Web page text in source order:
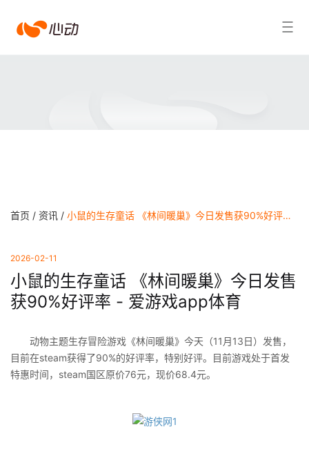
爱搜索结果
首页 / 资讯 / 小鼠的生存童话 《林间暖巢》今日发售获90%好评率 - 爱游戏app体育
2026-02-11
小鼠的生存童话 《林间暖巢》今日发售
获90%好评率 - 爱游戏app体育
动物主题生存冒险游戏《林间暖巢》今天（11月13日）发售，
目前在steam获得了90%的好评率，特别好评。目前游戏处于首发
特惠时间，steam国区原价76元，现价68.4元。